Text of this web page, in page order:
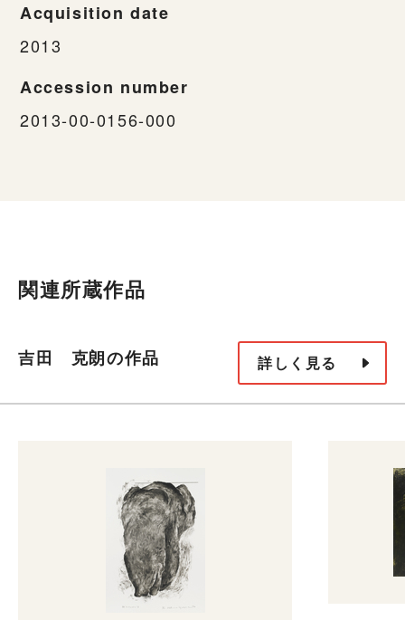
Acquisition date
2013
Accession number
2013-00-0156-000
関連所蔵作品
吉田 克朗の作品 詳しく見る